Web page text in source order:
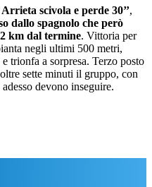
scivola e perde 30’’,
dallo spagnolo che però
km dal termine. Vittoria per
negli ultimi 500 metri,
trionfa a sorpresa. Terzo posto
sette minuti il gruppo, con
devono inseguire.